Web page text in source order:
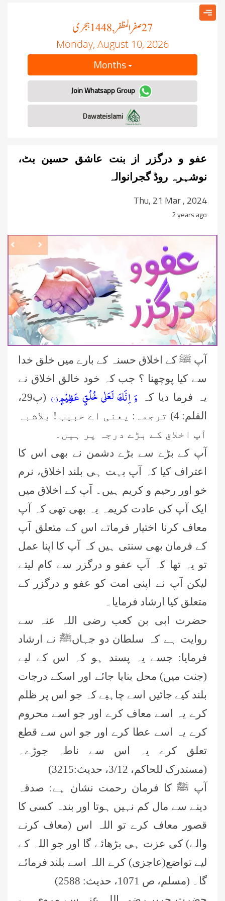
27صفر المظفر, 1448 ہجری
Monday, August 10, 2026
Months
Join Whatsapp Group
عفو و درگزر از بنت عاشق حسین بٹ،
نوشہرہ روڈ گجرانوالہ
Thu, 21 Mar , 2024
2 years ago
آپ ﷺ کے اخلاق حسنہ کے بارے میں خلق خدا
سے کیا پوچھنا ؟ جب کہ خود خالق اخلاق نے
یہ فرما دیا کہ وَ اِنَّكَ لَعَلٰى خُلُقٍ عَظِیْمٍ(۴)
(پ29،
القلم: 4) ترجمہ: یعنی اے حبیب ! بلاشبہ
آپ اخلاق کے بڑے درجہ پر ہیں۔
آپ کے بڑے سے بڑے دشمن نے بھی اس کا
اعتراف کیا کہ آپ بہت ہی بلند اخلاق، نرم
خو اور رحیم و کریم ہیں۔ آپ کے اخلاق میں
ایک آپ کی عادت کریمہ یہ بھی تھی کہ آپ
معاف کرنا اختیار فرماتے اس کے متعلق آپ
کے فرمان بھی سنتی ہیں کہ آپ کا اپنا عمل
تو یہ تھا کہ آپ عفو و درگزر سے کام لیتے
لیکن آپ نے اپنی امت کو عفو و درگزر کے
متعلق کیا ارشاد فرمایا۔
حضرت ابی بن کعب رضی اللہ عنہ سے
روایت ہے کہ سلطان دو جہاںﷺ نے ارشاد
فرمایا: جسے یہ پسند ہو کہ اس کے لیے
(جنت میں) محل بنایا جائے اور اسکے درجات
بلند کیے جائیں اسے چاہیے کہ جو اس پر ظلم
کرے یہ اسے معاف کرے اور جو اسے محروم
کرے یہ اسے عطا کرے اور جو اس سے قطع
تعلق کرے یہ اس سے ناطہ جوڑے۔
(مستدرک للحاکم، 3/12، حدیث:3215)
آپ ﷺ کا فرمان رحمت نشان ہے: صدقہ
دینے سے مال کم نہیں ہوتا اور بندہ کسی کا
قصور معاف کرے تو اللہ اس (معاف کرنے
والے) کی عزت ہی بڑھائے گا اور جو اللہ کے
لیے تواضع(عاجزی) کرے اللہ اسے بلند فرمائے
گا۔ (مسلم، ص 1071، حدیث: 2588)